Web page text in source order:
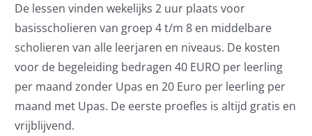
Doneer
Contact
De lessen vinden wekelijks 2 uur plaats voor
basisscholieren van groep 4 t/m 8 en middelbare
scholieren van alle leerjaren en niveaus. De kosten
voor de begeleiding bedragen 40 EURO per leerling
per maand zonder Upas en 20 Euro per leerling per
maand met Upas. De eerste proefles is altijd gratis en
vrijblijvend.